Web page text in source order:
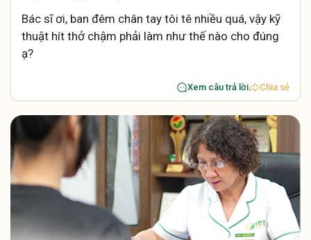
Bác sĩ ơi, ban đêm chân tay tôi tê nhiều quá, vậy kỹ
thuật hít thở chậm phải làm như thế nào cho đúng
ạ?
Xem câu trả lời Chia sẻ